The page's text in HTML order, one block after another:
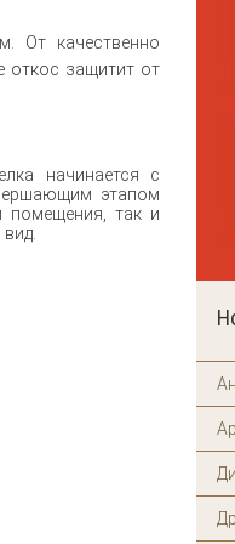
От качественно
откос защитит от
начинается с
этапом
помещения, так и